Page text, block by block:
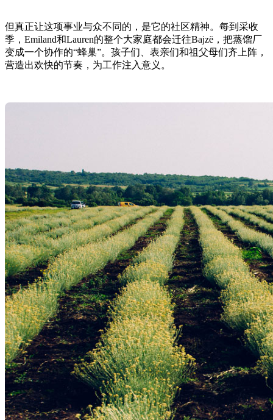
但真正让这项事业与众不同的，是它的社区精神。每到采收
季，Emiland和Lauren的整个大家庭都会迁往Bajzë，把蒸馏厂
变成一个协作的“蜂巢”。孩子们、表亲们和祖父母们齐上阵，
营造出欢快的节奏，为工作注入意义。